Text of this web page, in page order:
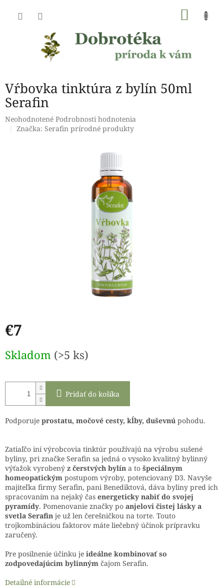
Vŕbovka tinktúra z bylín 50ml
Serafin
Priemerné
hodnotenie
Neohodnotené Podrobnosti hodnotenia
Značka: Serafin prírodné produkty
€7
cena:
Skladom (>5 ks)
Pridať do košíka
Podporuje prostatu, močové cesty, kĺby, duševnú pohodu.
Zatiaľčo iní výrobcovia tinktúr používajú na výrobu sušené
byliny, pri značke Serafin sa jedná o vysoko kvalitný bylinný
výťažok vyrobený z čerstvých bylín a to špeciálnym
homeopatickým postupom výroby, potenciovaný D3. Navyše
majiteľka firmy Serafin, pani Benediktová, dáva byliny pred ich
spracovaním na nejaký čas energeticky nabiť do svojej
pyramídy. Pomenovanie značky po anjelovi čistej lásky a
svetla Serafin je už len čerešničkou na torte. Touto
trojkombináciou faktorov máte liečebný účinok prípravku
zaručený.
Pre posilnenie účinku je ideálne kombinovať so
zodpovedajúcim bylinným čajom Serafin.
Detailné informácie